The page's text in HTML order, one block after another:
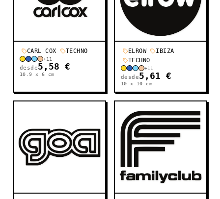
CARL COX TECHNO
+11
desde5,58 €
10.9 x 6 cm
ELROW
IBIZA
TECHNO
+11
desde5,61 €
10 x 10 cm